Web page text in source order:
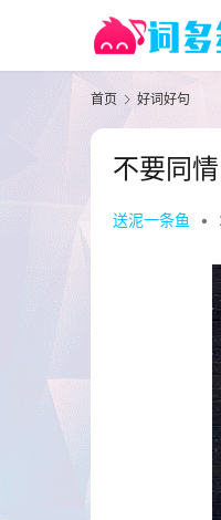
首页 好词好句
不要同
送泥一条鱼 •